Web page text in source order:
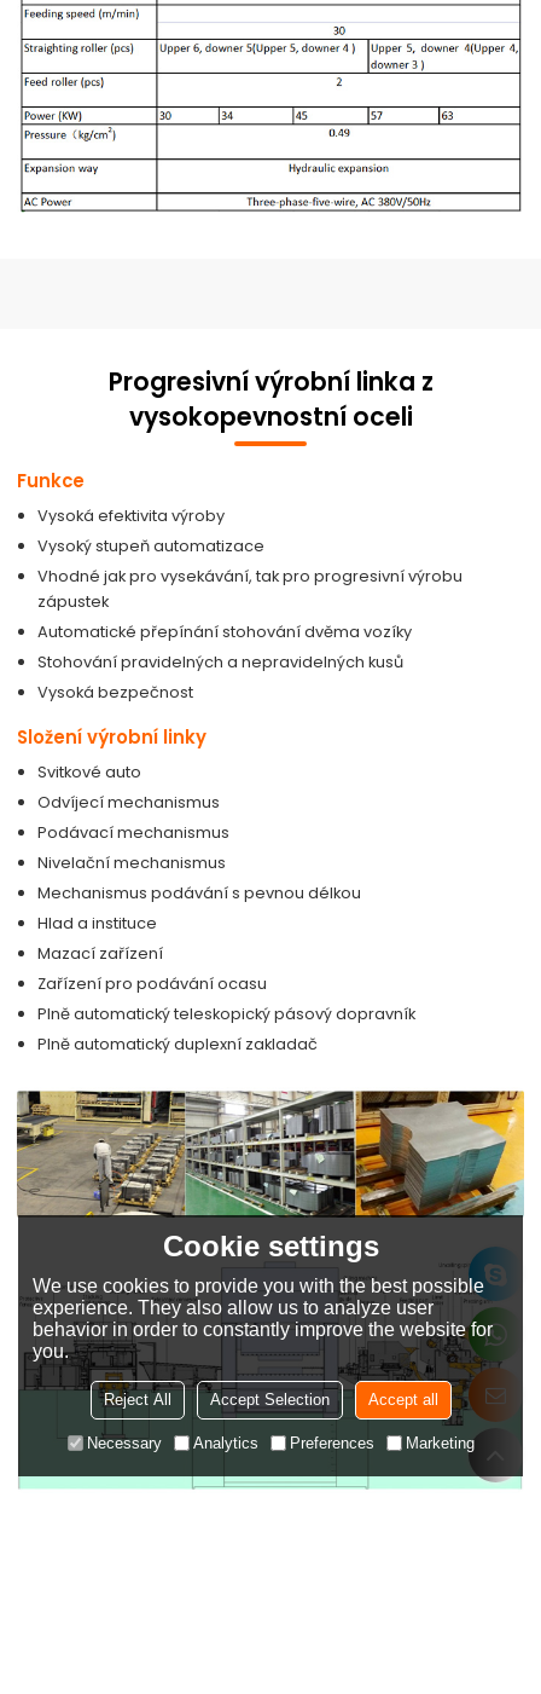
Progresivní výrobní linka z
vysokopevnostní oceli
Funkce
Vysoká efektivita výroby
Vysoký stupeň automatizace
Vhodné jak pro vysekávání, tak pro progresivní výrobu
zápustek
Automatické přepínání stohování dvěma vozíky
Stohování pravidelných a nepravidelných kusů
Vysoká bezpečnost
Složení výrobní linky
Svitkové auto
Odvíjecí mechanismus
Podávací mechanismus
Nivelační mechanismus
Mechanismus podávání s pevnou délkou
Hlad a instituce
Mazací zařízení
Zařízení pro podávání ocasu
Plně automatický teleskopický pásový dopravník
Plně automatický duplexní zakladač
Cookie settings
We use cookies to provide you with the best possible
experience. They also allow us to analyze user
behavior in order to constantly improve the website for
you.
Reject All Accept Selection Accept all
Necessary Analytics Preferences Marketing